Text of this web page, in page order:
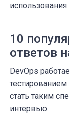
использования
10
ответов
DevOps
стать таким
интервью.